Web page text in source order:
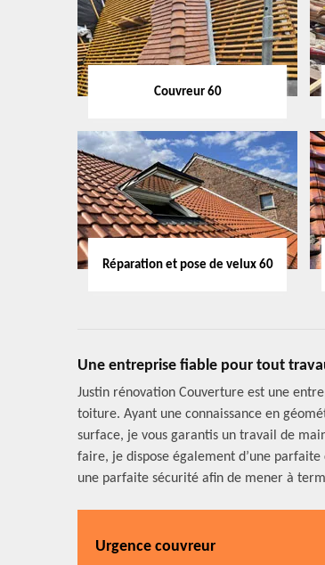
Couvreur 60
Réparation et pose de velux 60
Une entreprise fiable pour tout
Justin rénovation Couverture est une
toiture. Ayant une connaissance en
surface, je vous garantis un travail de
faire, je dispose également d’une
une parfaite sécurité afin de mener à
Urgence couvreur